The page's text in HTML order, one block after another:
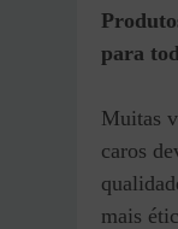
para
Muitas
caros
mais